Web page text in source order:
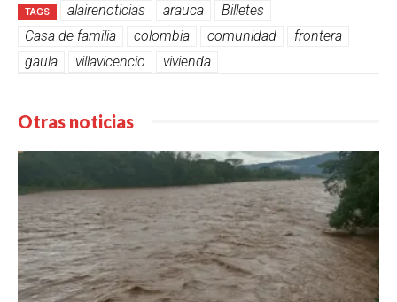
TAGS alairenoticias arauca
Billetes
Casa de familia
colombia comunidad
frontera
gaula
villavicencio vivienda
Otras noticias